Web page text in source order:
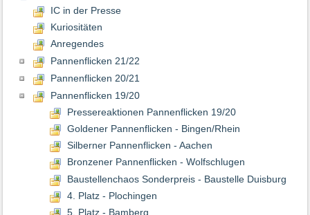
IC in der Presse
Kuriositäten
Anregendes
Pannenflicken 21/22
Pannenflicken 20/21
Pannenflicken 19/20
Pressereaktionen Pannenflicken 19/20
Goldener Pannenflicken - Bingen/Rhein
Silberner Pannenflicken - Aachen
Bronzener Pannenflicken - Wolfschlugen
Baustellenchaos Sonderpreis - Baustelle Duisburg
4. Platz - Plochingen
5. Platz - Bamberg